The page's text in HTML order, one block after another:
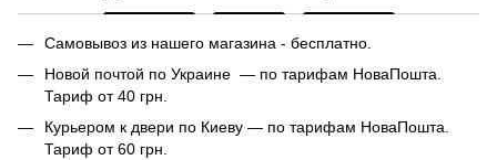
Самовывоз из нашего магазина - бесплатно.
Новой почтой по Украине — по тарифам НоваПошта.
Тариф от 40 грн.
Курьером к двери по Киеву — по тарифам НоваПошта.
Тариф от 60 грн.